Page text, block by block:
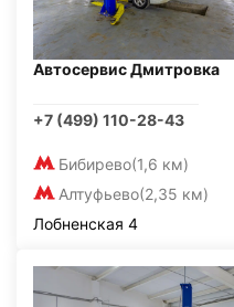
Автосервис Дмитровка
+7 (499) 110-28-43
Бибирево(1,6 км)
Алтуфьево(2,35 км)
Лобненская 4